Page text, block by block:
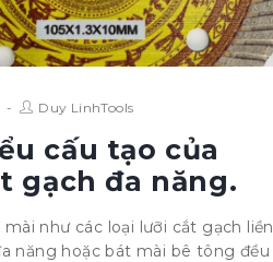
Duy LinhTools
cấu tạo của
gạch đa năng.
như các loại lưỡi cắt gạch liền
năng hoặc bát mài bê tông đều